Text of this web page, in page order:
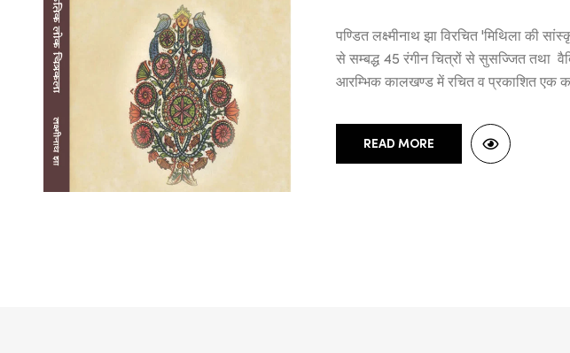
पण्डित लक्ष्मीनाथ झा विरचित 'मिथिला
से सम्बद्ध 45 रंगीन चित्रों से सुसज्जित तथा
आरम्भिक कालखण्ड में रचित व प्रकाशित एक
READ MORE